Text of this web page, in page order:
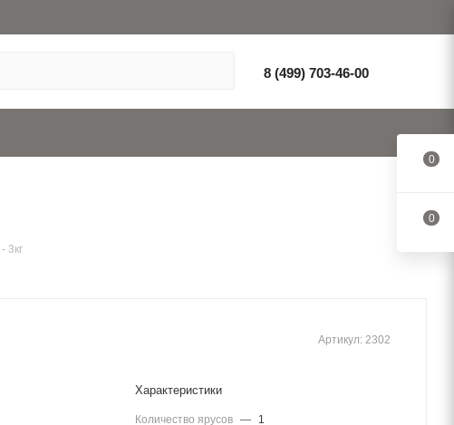
8 (499) 703-46-00
3кг
Артикул: 2302
Характеристики
Количество ярусов —
1
0
0